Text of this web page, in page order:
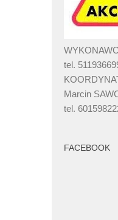
tel.
Marcin
tel.
FACEBOOK